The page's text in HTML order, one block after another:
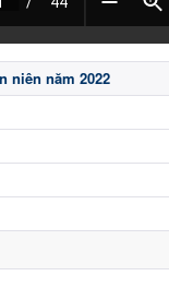
niên năm 2022